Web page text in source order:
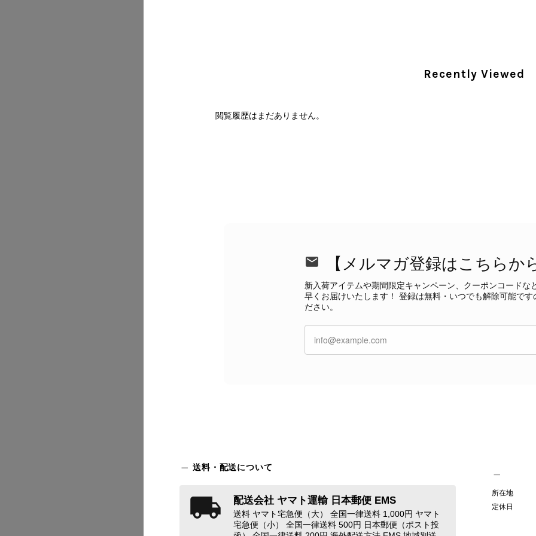
この度も当店をご利用いただき、そして心温ま
て見つけたカラーとデザイン」とのお言葉や、
ご紹介できるよう努めてまいりますので、また
す。 またご縁がございましたら、ぜひよろしく
Christian Dior クリスチャン ディオール ショルダーバッグ ブラック ロゴ チャーム レザー ミニバッグ vintage ヴィンテージ オールド gpxtra
2026/07/07
発送が早く、商品も画像と一致しており満足です。 素敵な
Recently Viewed
閲覧履歴はまだありません。
【メルマガ登録はこちらか
新入荷アイテムや期間限定キャンペーン、クーポンコードな
早くお届けいたします！ 登録は無料・いつでも解除可能です
ださい。
送料・配送について
配送会社 ヤマト運輸 日本郵便 EMS
送料 ヤマト宅急便（大） 全国一律送料 1,000円 ヤマト
宅急便（小） 全国一律送料 500円 日本郵便（ポスト投
所在地
定休日